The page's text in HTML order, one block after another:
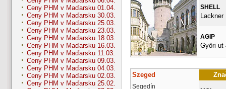
Ceny PHM v Maďarsku 01.04.
Ceny PHM v Maďarsku 30.03.
Ceny PHM v Maďarsku 25.03.
Ceny PHM v Maďarsku 23.03.
Ceny PHM v Maďarsku 18.03.
Ceny PHM v Maďarsku 16.03.
Ceny PHM v Maďarsku 11.03.
Ceny PHM v Maďarsku 09.03.
Ceny PHM v Maďarsku 04.03.
Ceny PHM v Maďarsku 02.03.
Ceny PHM v Maďarsku 25.02.
SHELL
AGIP
Győri ut
Szeged
Segedín